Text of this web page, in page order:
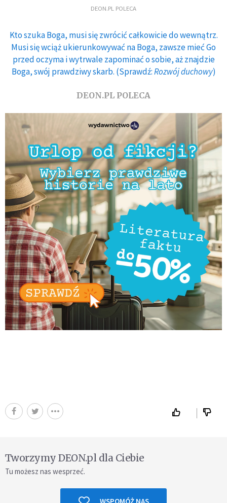
DEON.PL POLECA
Kto szuka Boga, musi się zwrócić całkowicie do wewnątrz.
Musi się wciąż ukierunkowywać na Boga, zawsze mieć Go
przed oczyma i wytrwale zapominać o sobie, aż znajdzie
Boga, swój prawdziwy skarb. (Sprawdź:Rozwój duchowy)
DEON.PL POLECA
Tworzymy DEON.pl dla Ciebie
Tu możesz nas wesprzeć.